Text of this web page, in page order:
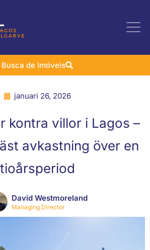
Busca de Imóveis
januari 26, 2026
kontra villor i Lagos –
avkastning över en
tioårsperiod
David Westmoreland
Managing Director